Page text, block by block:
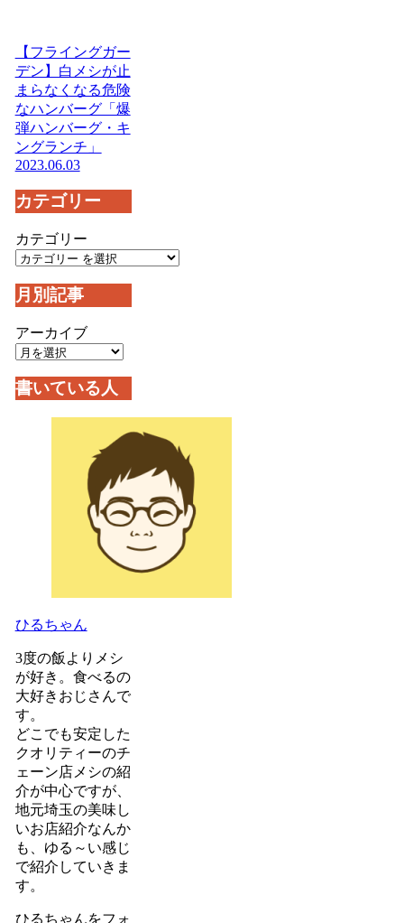
【フライングガー
デン】白メシが止
まらなくなる危険
なハンバーグ「爆
弾ハンバーグ・キ
ングランチ」
2023.06.03
カテゴリー
カテゴリー
月別記事
アーカイブ
書いている人
ひるちゃん
3度の飯よりメシ
が好き。食べるの
大好きおじさんで
す。
どこでも安定した
クオリティーのチ
ェーン店メシの紹
介が中心ですが、
地元埼玉の美味し
いお店紹介なんか
も、ゆる～い感じ
で紹介していきま
す。
ひるちゃんをフォ